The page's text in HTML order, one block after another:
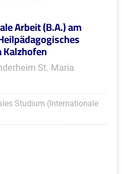
Arbeit (B.A.) am
St. Maria
Studium (Internationale